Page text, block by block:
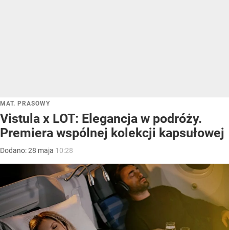
MAT. PRASOWY
Vistula x LOT: Elegancja w podróży.
Premiera wspólnej kolekcji kapsułowej
Dodano:28 maja 10:28